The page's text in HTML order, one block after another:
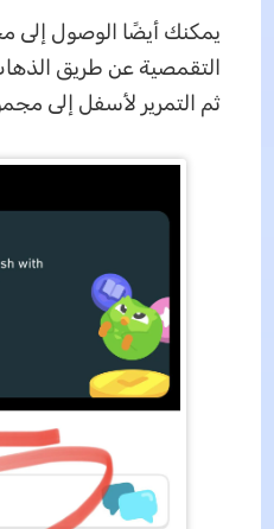
يمكنك أيضًا الوصول إلى
التقمصية عن طريق
ثم التمرير لأسفل إلى